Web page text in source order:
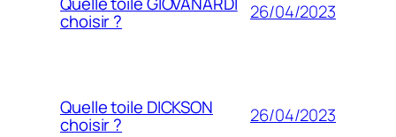
choisir ? 26/04/2023
Quelle toile DICKSON
choisir ? 26/04/2023